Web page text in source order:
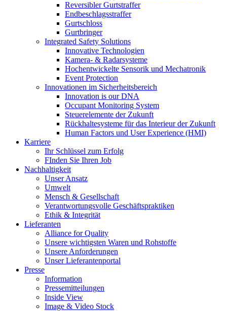
Reversibler Gurtstraffer
Endbeschlagsstraffer
Gurtschloss
Gurtbringer
Integrated Safety Solutions
Innovative Technologien
Kamera- & Radarsysteme
Hochentwickelte Sensorik und Mechatronik
Event Protection
Innovationen im Sicherheitsbereich
Innovation is our DNA
Occupant Monitoring System
Steuerelemente der Zukunft
Rückhaltesysteme für das Interieur der Zukunft
Human Factors und User Experience (HMI)
Karriere
Ihr Schlüssel zum Erfolg
FInden Sie Ihren Job
Nachhaltigkeit
Unser Ansatz
Umwelt
Mensch & Gesellschaft
Verantwortungsvolle Geschäftspraktiken
Ethik & Integrität
Lieferanten
Alliance for Quality
Unsere wichtigsten Waren und Rohstoffe
Unsere Anforderungen
Unser Lieferantenportal
Presse
Information
Pressemitteilungen
Inside View
Image & Video Stock